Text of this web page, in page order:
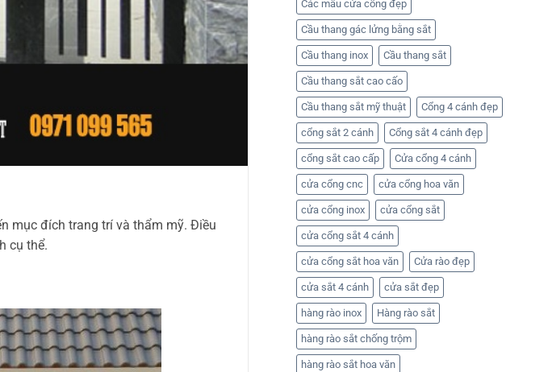
mục đích trang trí và thẩm mỹ. Điều
cụ thể.
Huỳnh
Tuấn
Phát
–
Liên
hệ
Cơ
khí
Huỳnh
Tuấn
Phát
để
nhận
báo
giá
Các mẫu cửa cổng đẹp
Cầu thang gác lửng bằng sắt
Cầu thang inox Cầu thang sắt
Cầu thang sắt cao cấo
Cầu thang sắt mỹ thuật Cổng 4 cánh đẹp
cổng sắt 2 cánh Cổng sắt 4 cánh đẹp
cổng sắt cao cấp Cửa cổng 4 cánh
cửa cổng cnc cửa cổng hoa văn
cửa cổng inox cửa cổng sắt
cửa cổng sắt 4 cánh
cửa cổng sắt hoa văn Cửa rào đẹp
cửa sắt 4 cánh cửa sắt đẹp
hàng rào inox Hàng rào sắt
hàng rào sắt chống trộm
hàng rào sắt hoa văn